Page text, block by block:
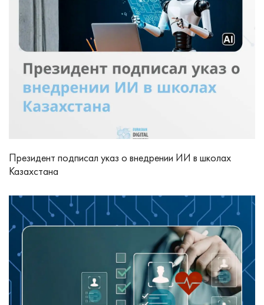
Президент подписал указ о внедрении ИИ в школах
Казахстана